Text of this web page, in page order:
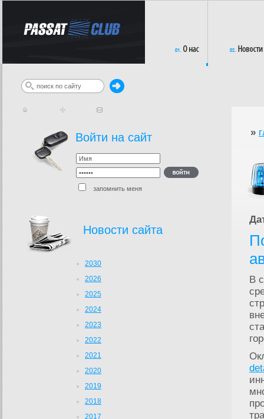
Войти на сайт
запомнить меня
Новости сайта
2030
2026
2025
2024
2023
2022
2021
2020
2019
2018
2017
»
В